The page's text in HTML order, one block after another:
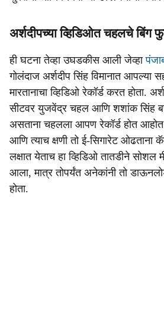
अर्शदीपच्या व्हिडिओत चहलचे बिंग
ही घटना तेव्हा उघडकीस आली जेव्हा
गोलंदाज अर्शदीप सिंह विमानात आपल्या
मारतानाचा व्हिडिओ रेकॉर्ड करत होता.
सीटवर युजवेंद्र चहल आणि शशांक सिंह
असताना चहलला आपण रेकॉर्ड होत आहोत
आणि त्याच क्षणी तो ई-सिगारेट ओढताना
लक्षात येताच हा व्हिडिओ तातडीने सोशल
आला, मात्र तोपर्यंत अनेकांनी तो
होता.